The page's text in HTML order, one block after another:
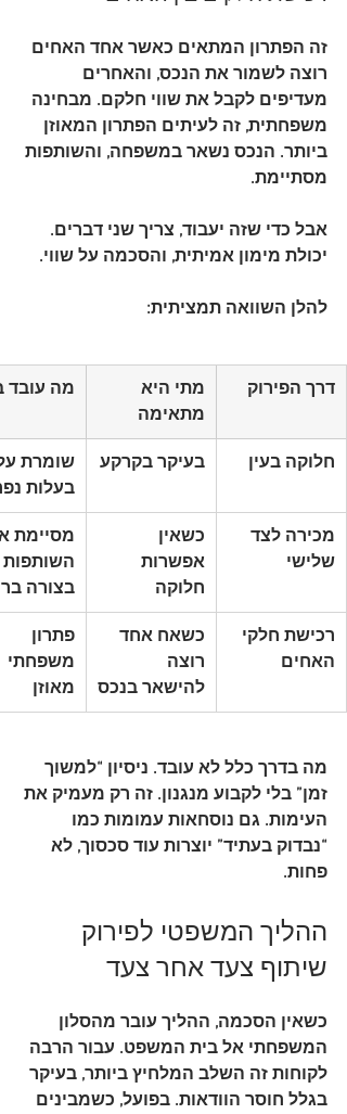
זה הפתרון המתאים כאשר אחד האחים
רוצה לשמור את הנכס, והאחרים
מעדיפים לקבל את שווי חלקם. מבחינה
משפחתית, זה לעיתים הפתרון המאוזן
ביותר. הנכס נשאר במשפחה, והשותפות
מסתיימת.
אבל כדי שזה יעבוד, צריך שני דברים.
יכולת מימון אמיתית, והסכמה על שווי.
להלן השוואה תמציתית:
דרך הפירוק
מתי היא
מתאימה
מה עובד
חלוקה בעין בעיקר בקרקע
שומרת
בעלות
מכירה לצד
שלישי
כשאין
אפשרות
חלוקה
מסיימת
השותפות
בצורה
רכישת חלקי
האחים
כשאח אחד
רוצה
להישאר בנכס
פתרון
משפחתי
מאוזן
מה בדרך כלל לא עובד. ניסיון “למשוך
זמן” בלי לקבוע מנגנון. זה רק מעמיק את
העימות. גם נוסחאות עמומות כמו
“נבדוק בעתיד” יוצרות עוד סכסוך, לא
פחות.
ההליך המשפטי לפירוק
שיתוף צעד אחר צעד
כשאין הסכמה, ההליך עובר מהסלון
המשפחתי אל בית המשפט. עבור הרבה
לקוחות זה השלב המלחיץ ביותר, בעיקר
בגלל חוסר הוודאות. בפועל, כשמבינים